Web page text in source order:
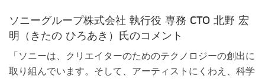
ソニーグループ株式会社 執行役 専務 CTO 北野 宏
明（きたの ひろあき）氏のコメント
「ソニーは、クリエイターのためのテクノロジーの創出に
取り組んでいます。そして、アーティストにくわえ、科学